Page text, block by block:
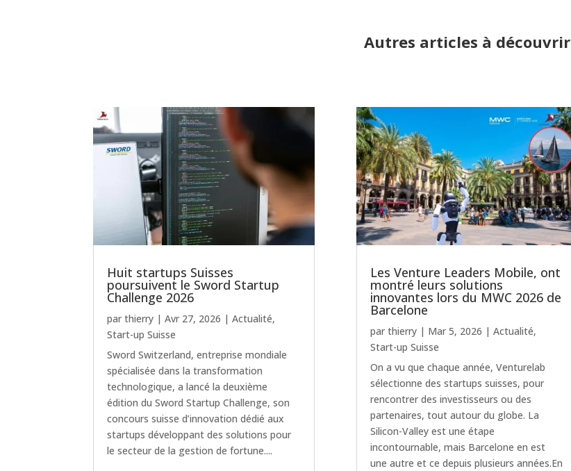
Autres articles à découvrir
Huit startups Suisses
poursuivent le Sword Startup
Challenge 2026
parthierry |Avr 27, 2026 |Actualité,
Start-up Suisse
Sword Switzerland, entreprise mondiale
spécialisée dans la transformation
technologique, a lancé la deuxième
édition du Sword Startup Challenge, son
concours suisse d’innovation dédié aux
startups développant des solutions pour
le secteur de la gestion de fortune....
Les Venture Leaders Mobile, ont
montré leurs solutions
innovantes lors du MWC 2026 de
Barcelone
par thierry| Mar 5, 2026 | Actualité,
Start-up Suisse
On a vu que chaque année, Venturelab
sélectionne des startups suisses, pour
rencontrer des investisseurs ou des
partenaires, tout autour du globe. La
Silicon-Valley est une étape
incontournable, mais Barcelone en est
une autre et ce depuis plusieurs années.En